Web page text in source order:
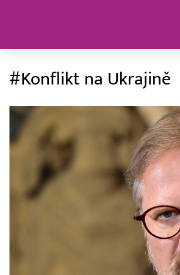
#Konflikt na Ukrajině